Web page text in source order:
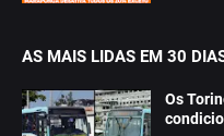
AS MAIS LIDAS EM 30
Os